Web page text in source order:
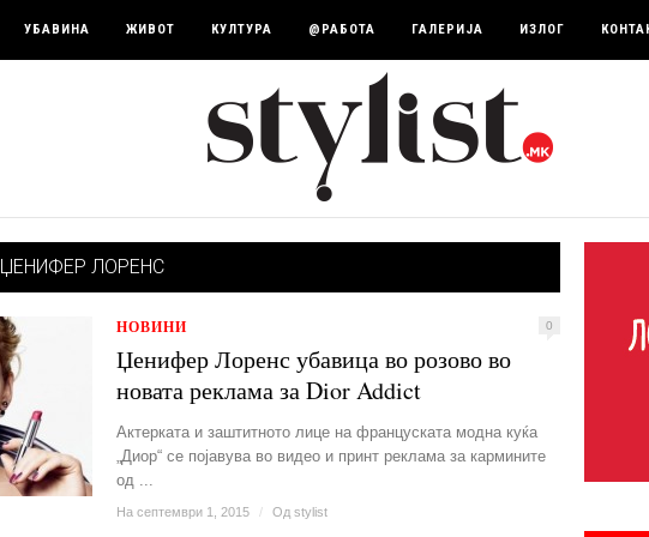
УБАВИНА ЖИВОТ КУЛТУРА @РАБОТА ГАЛЕРИЈА ИЗЛОГ
ЏЕНИФЕР ЛОРЕНС
НОВИНИ 0
Џенифер Лоренс убавица во розово во
новата реклама за Dior Addict
Актерката и заштитното лице на француската модна куќа
„Диор“ се појавува во видео и принт реклама за кармините
од ...
На септември 1, 2015 / Од stylist